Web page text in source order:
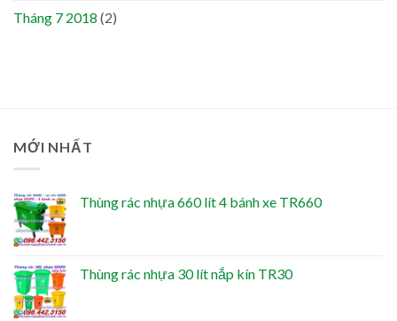
Tháng 7 2018 (2)
MỚI NHẤT
Thùng rác nhựa 660 lít 4 bánh xe TR660
Thùng rác nhựa 30 lít nắp kín TR30